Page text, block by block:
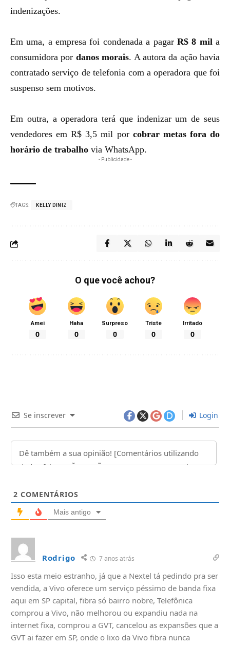
indenizações.
Em uma, a empresa foi condenada a pagar R$ 8 mila
consumidora por danos morais. A autora da ação havia
contratado serviço de telefonia com a operadora que foi
suspenso sem motivos.
Em outra, a operadora terá que indenizar um de seus
vendedores em R$ 3,5 mil por cobrar metas fora do
horário de trabalho via WhatsApp.
- Publicidade -
TAGS: KELLY DINIZ
O que você achou?
Amei
0
Haha
0
Surpreso
0
Triste
0
Irritado
0
Se inscrever Login
2 COMENTÁRIOS
Mais antigo
Rodrigo 7 anos atrás
Isso esta meio estranho, já que a Nextel tá pedindo pra ser
vendida, a Vivo oferece um serviço péssimo de banda fixa
aqui em SP capital, fibra só bairro nobre, Telefônica
comprou a Vivo, não melhorou ou expandiu nada na
internet fixa, comprou a GVT, cancelou as expansões que a
GVT ai fazer em SP, onde o lixo da Vivo fibra nunca